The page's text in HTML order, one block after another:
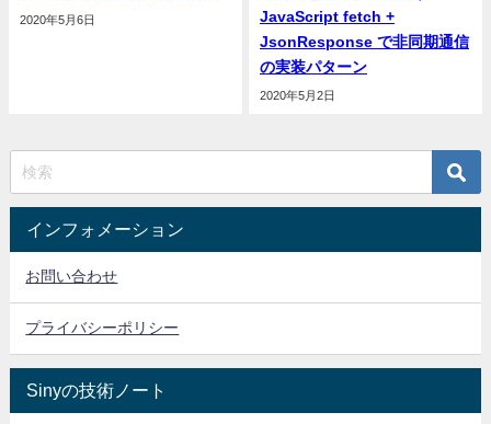
2020年5月6日
JavaScript fetch +
JsonResponse で非同期通信
の実装パターン
2020年5月2日
インフォメーション
お問い合わせ
プライバシーポリシー
Sinyの技術ノート